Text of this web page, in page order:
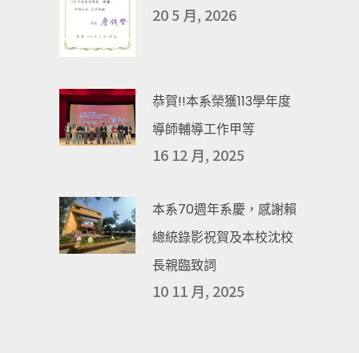
20 5 月, 2026
恭賀!!本系榮獲113學年度
導師輔導工作甲等
16 12 月, 2025
本系70週年系慶，感謝賴
總統錄影祝賀及本校沈校
長親臨致詞
10 11 月, 2025